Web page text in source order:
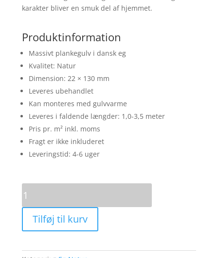
karakter bliver en smuk del af hjemmet.
Produktinformation
Massivt plankegulv i dansk eg
Kvalitet: Natur
Dimension: 22 × 130 mm
Leveres ubehandlet
Kan monteres med gulvvarme
Leveres i faldende længder: 1,0-3,5 meter
Pris pr. m² inkl. moms
Fragt er ikke inkluderet
Leveringstid: 4-6 uger
Natur
22x130
ubehandlet
antal
Tilføj til kurv